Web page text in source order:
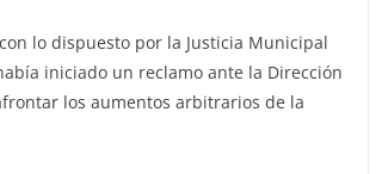
lo dispuesto por la Justicia Municipal
iniciado un reclamo ante la Dirección
los aumentos arbitrarios de la